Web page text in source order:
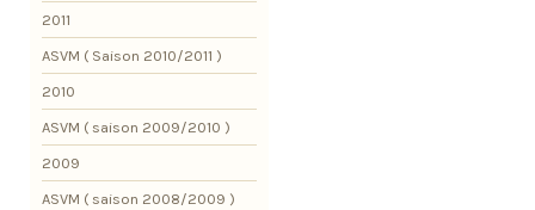
2011
ASVM ( Saison 2010/2011 )
2010
ASVM ( saison 2009/2010 )
2009
ASVM ( saison 2008/2009 )